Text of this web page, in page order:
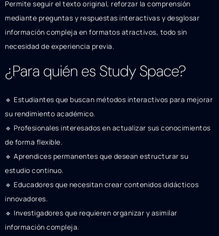
Permite seguir el texto original, reforzar la comprensión
mediante preguntas y respuestas interactivas y desglosar
información compleja en formatos atractivos, todo sin
necesidad de experiencia previa.
¿Para quién es Study Space?
🔹 Estudiantes que buscan métodos interactivos para mejorar
su rendimiento académico.
🔹 Profesionales interesados en actualizar sus conocimientos
de forma flexible.
🔹 Aprendices permanentes que desean estructurar su
estudio continuo.
🔹 Educadores que necesitan crear contenidos didácticos
innovadores.
🔹 Investigadores que requieren organizar y asimilar
información compleja.